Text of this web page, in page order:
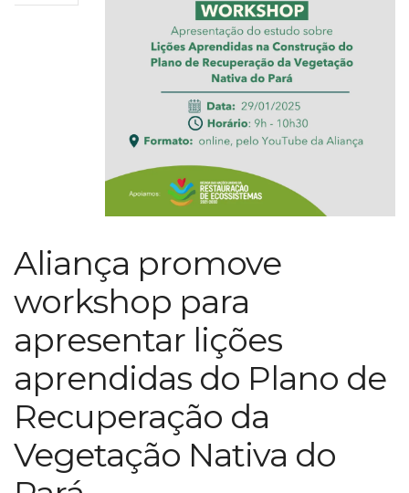
Aliança promove
workshop para
apresentar lições
aprendidas do Plano de
Recuperação da
Vegetação Nativa do